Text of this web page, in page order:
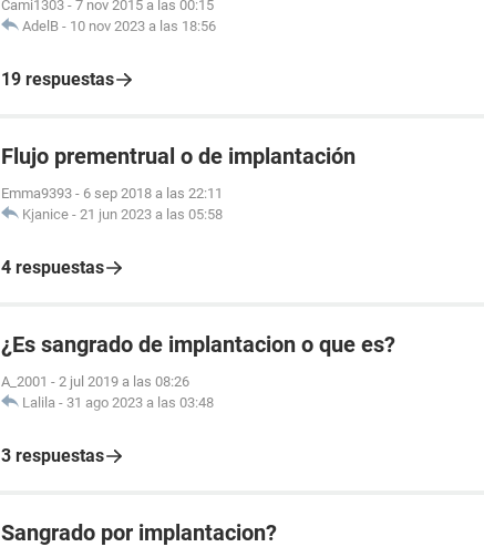
Cami1303 - 7 nov 2015 a las 00:15
AdelB - 10 nov 2023 a las 18:56
19 respuestas
Flujo prementrual o de implantación
Emma9393 - 6 sep 2018 a las 22:11
Kjanice - 21 jun 2023 a las 05:58
4 respuestas
¿Es sangrado de implantacion o que es?
A_2001 - 2 jul 2019 a las 08:26
Lalila - 31 ago 2023 a las 03:48
3 respuestas
Sangrado por implantacion?